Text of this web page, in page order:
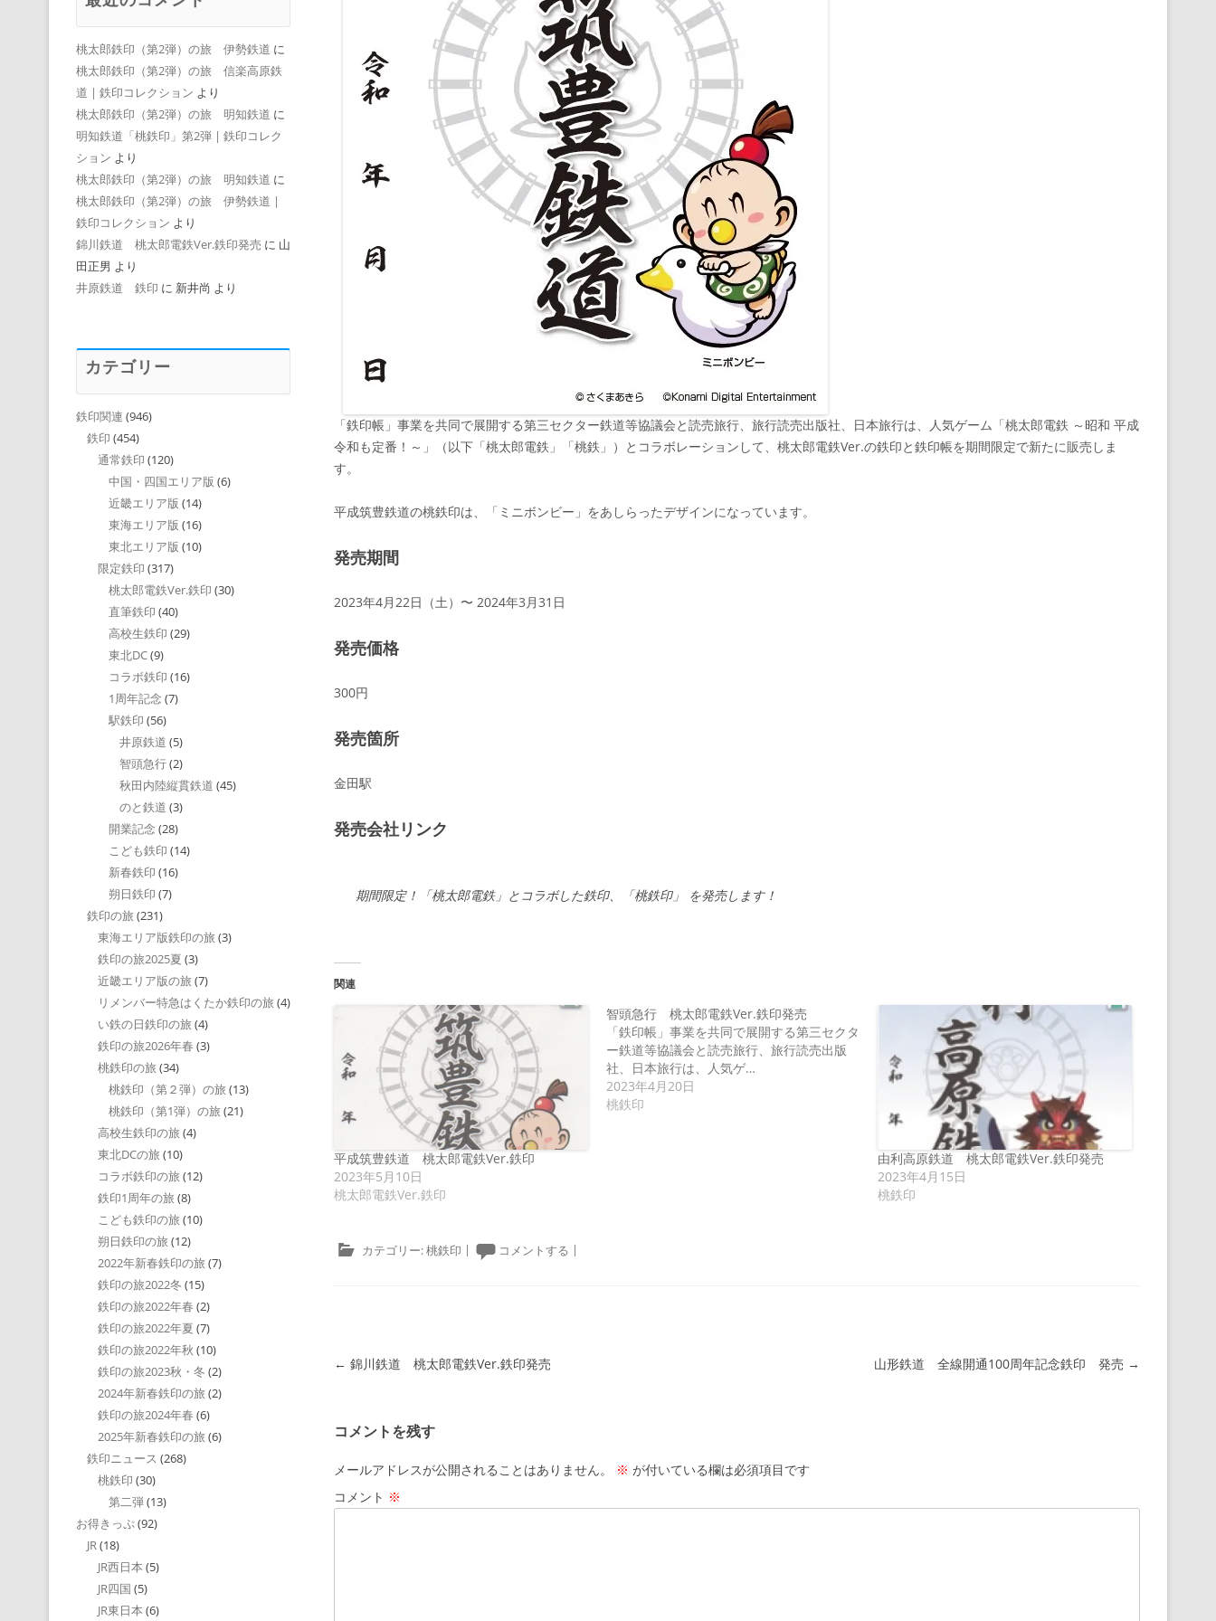
「鉄印帳」事業を共同で展開する第三セクター鉄道等協議会と読売旅行、旅行読売出版社、日本旅行は、人気ゲーム「桃太郎電鉄 ～昭和 平成
令和も定番！～」（以下「桃太郎電鉄」「桃鉄」）とコラボレーションして、桃太郎電鉄Ver.の鉄印と鉄印帳を期間限定で新たに販売しま
す。
平成筑豊鉄道の桃鉄印は、「ミニボンビー」をあしらったデザインになっています。
発売期間
2023年4月22日（土）〜 2024年3月31日
発売価格
300円
発売箇所
金田駅
発売会社リンク
期間限定！「桃太郎電鉄」とコラボした鉄印、「桃鉄印」 を発売します！
関連
平成筑豊鉄道 桃太郎電鉄Ver.鉄印
2023年5月10日
桃太郎電鉄Ver.鉄印
智頭急行 桃太郎電鉄Ver.鉄印発売
「鉄印帳」事業を共同で展開する第三セクタ
ー鉄道等協議会と読売旅行、旅行読売出版
社、日本旅行は、人気ゲ…
2023年4月20日
桃鉄印
由利高原鉄道 桃太郎電鉄Ver.鉄印発売
2023年4月15日
桃鉄印
カテゴリー:桃鉄印 | コメントする |
投稿ナビゲーション
← 錦川鉄道 桃太郎電鉄Ver.鉄印発売 山形鉄道 全線開通100周年記念鉄印 発売 →
コメントを残す
メールアドレスが公開されることはありません。 ※ が付いている欄は必須項目です
コメント ※
桃太郎鉄印（第2弾）の旅 伊勢鉄道 に
桃太郎鉄印（第2弾）の旅 信楽高原鉄
道 | 鉄印コレクション より
桃太郎鉄印（第2弾）の旅 明知鉄道 に
明知鉄道「桃鉄印」第2弾 | 鉄印コレク
ション より
桃太郎鉄印（第2弾）の旅 明知鉄道 に
桃太郎鉄印（第2弾）の旅 伊勢鉄道 |
鉄印コレクション より
錦川鉄道 桃太郎電鉄Ver.鉄印発売 に 山
田正男 より
井原鉄道 鉄印 に 新井尚 より
カテゴリー
鉄印関連 (946)
鉄印 (454)
通常鉄印 (120)
中国・四国エリア版 (6)
近畿エリア版 (14)
東海エリア版 (16)
東北エリア版 (10)
限定鉄印 (317)
桃太郎電鉄Ver.鉄印 (30)
直筆鉄印 (40)
高校生鉄印 (29)
東北DC(9)
コラボ鉄印 (16)
1周年記念 (7)
駅鉄印 (56)
井原鉄道 (5)
智頭急行(2)
秋田内陸縦貫鉄道 (45)
のと鉄道 (3)
開業記念 (28)
こども鉄印 (14)
新春鉄印 (16)
朔日鉄印 (7)
鉄印の旅 (231)
東海エリア版鉄印の旅 (3)
鉄印の旅2025夏 (3)
近畿エリア版の旅 (7)
リメンバー特急はくたか鉄印の旅 (4)
い鉄の日鉄印の旅 (4)
鉄印の旅2026年春 (3)
桃鉄印の旅 (34)
桃鉄印（第２弾）の旅 (13)
桃鉄印（第1弾）の旅 (21)
高校生鉄印の旅 (4)
東北DCの旅 (10)
コラボ鉄印の旅 (12)
鉄印1周年の旅 (8)
こども鉄印の旅 (10)
朔日鉄印の旅 (12)
2022年新春鉄印の旅 (7)
鉄印の旅2022冬 (15)
鉄印の旅2022年春 (2)
鉄印の旅2022年夏 (7)
鉄印の旅2022年秋 (10)
鉄印の旅2023秋・冬 (2)
2024年新春鉄印の旅 (2)
鉄印の旅2024年春 (6)
2025年新春鉄印の旅 (6)
鉄印ニュース (268)
桃鉄印 (30)
第二弾(13)
お得きっぷ(92)
JR(18)
JR西日本 (5)
JR四国 (5)
JR東日本 (6)